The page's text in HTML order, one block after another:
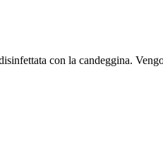
con la candeggina.